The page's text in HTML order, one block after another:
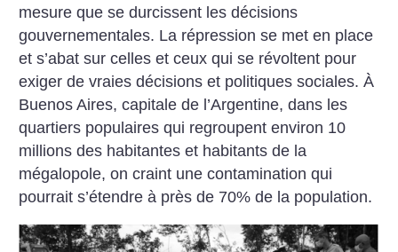
mesure que se durcissent les décisions
gouvernementales. La répression se met en place
et s’abat sur celles et ceux qui se révoltent pour
exiger de vraies décisions et politiques sociales. À
Buenos Aires, capitale de l’Argentine, dans les
quartiers populaires qui regroupent environ 10
millions des habitantes et habitants de la
mégalopole, on craint une contamination qui
pourrait s’étendre à près de 70% de la population.